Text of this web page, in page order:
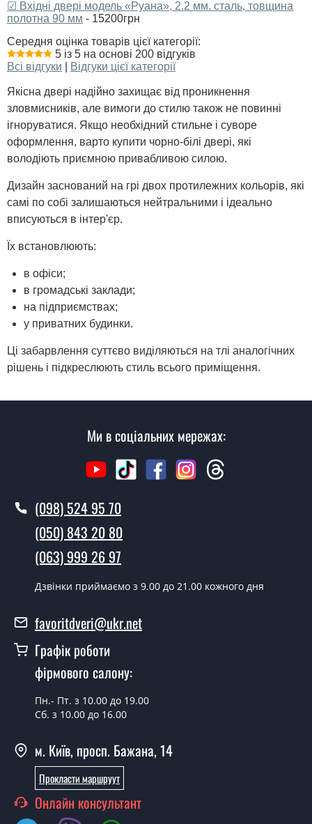
☑ Вхідні двері модель «Руана», 2.2 мм. сталь, товщина
полотна 90 мм - 15200грн
Середня оцінка товарів цієї категорії:
5 із 5 на основі 200 відгуків
Всі відгуки
Відгуки цієї категорії
Якісна двері надійно захищає від проникнення
зловмисників, але вимоги до стилю також не повинні
ігноруватися. Якщо необхідний стильне і суворе
оформлення, варто купити чорно-білі двері, які
володіють приємною привабливою силою.
Дизайн заснований на грі двох протилежних кольорів, які
самі по собі залишаються нейтральними і ідеально
вписуються в інтер'єр.
Їх встановлюють:
в офіси;
в громадські заклади;
на підприємствах;
у приватних будинки.
Ці забарвлення суттєво виділяються на тлі аналогічних
рішень і підкреслюють стиль всього приміщення.
Ми в соціальних мережах:
(098) 524 95 70
(050) 843 20 80
(063) 999 26 97
Дзвінки приймаємо з 9.00 до 21.00 кожного дня
favoritdveri@ukr.net
Графік роботи
фірмового салону:
Пн.- Пт. з 10.00 до 19.00
Сб. з 10.00 до 16.00
м. Київ, просп. Бажана, 14
Прокласти маршруут
Онлайн консультант